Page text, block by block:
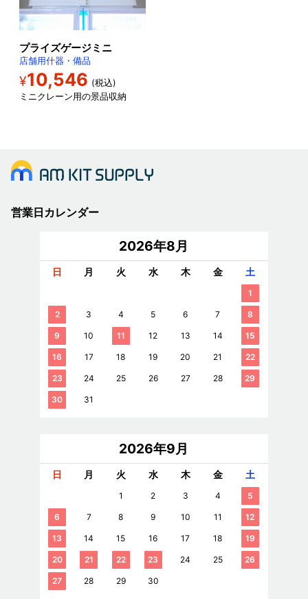
プライズゲージミニ
店舗用什器・備品
¥10,546 (税込)
ミニクレーン用の景品収納
営業日カレンダー
2026年8月
日 月 火 水 木 金 土
1
2 3 4 5 6 7 8
9 10 11 12 13 14 15
16 17 18 19 20 21 22
23 24 25 26 27 28 29
30 31
2026年9月
日 月 火 水 木 金 土
1 2 3 4 5
6 7 8 9 10 11 12
13 14 15 16 17 18 19
20 21 22 23 24 25 26
27 28 29 30